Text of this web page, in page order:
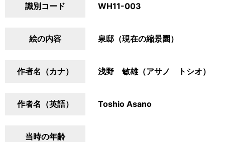
識別コード WH11-003
絵の内容 泉邸（現在の縮景園）
作者名（カナ） 浅野 敏雄（アサノ トシオ）
作者名（英語） Toshio Asano
当時の年齢